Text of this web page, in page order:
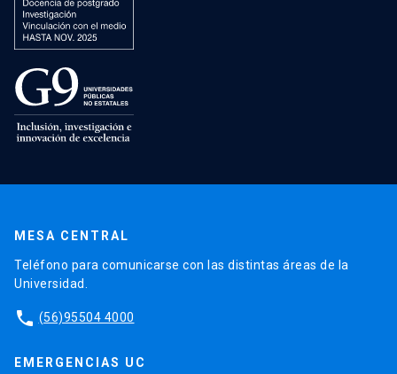
MESA CENTRAL
Teléfono para comunicarse con las distintas áreas de la
Universidad.
phone (56)95504 4000
EMERGENCIAS UC